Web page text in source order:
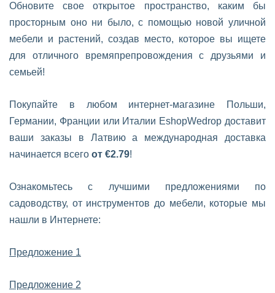
Обновите свое открытое пространство, каким бы
просторным оно ни было, с помощью новой уличной
мебели и растений, создав место, которое вы ищете
для отличного времяпрепровождения с друзьями и
семьей!
Покупайте в любом интернет-магазине Польши,
Германии, Франции или Италии EshopWedrop доставит
ваши заказы в Латвию а международная доставка
начинается всего от €2.79!
Ознакомьтесь с лучшими предложениями по
садоводству, от инструментов до мебели, которые мы
нашли в Интернете:
Предложение 1
Предложение 2